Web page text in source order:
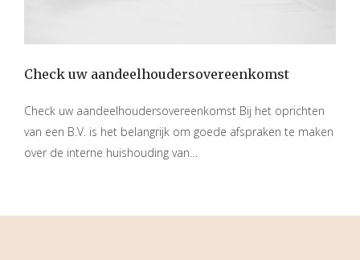
Check uw aandeelhoudersovereenkomst
Check uw aandeelhoudersovereenkomst Bij het oprichten
van een B.V. is het belangrijk om goede afspraken te maken
over de interne huishouding van…